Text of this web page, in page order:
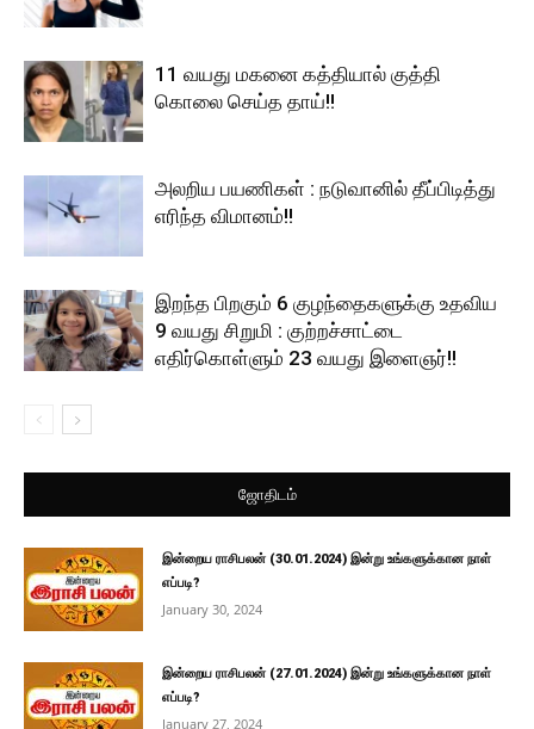
11 வயது மகனை கத்தியால் குத்தி
கொலை செய்த தாய்!!
அலறிய பயணிகள் : நடுவானில் தீப்பிடித்து
எரிந்த விமானம்!!
இறந்த பிறகும் 6 குழந்தைகளுக்கு உதவிய
9 வயது சிறுமி : குற்றச்சாட்டை
எதிர்கொள்ளும் 23 வயது இளைஞர்!!
ஜோதிடம்
இன்றைய ராசிபலன் (30.01.2024) இன்று உங்களுக்கான நாள்
எப்படி?
January 30, 2024
இன்றைய ராசிபலன் (27.01.2024) இன்று உங்களுக்கான நாள்
எப்படி?
January 27, 2024